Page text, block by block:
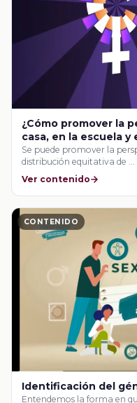
¿Cómo promover la
casa, en la escuela y
Se puede promover la
distribución equitativa de …
Ver contenido
CONTENIDO
Identificación del
Entendemos la forma en